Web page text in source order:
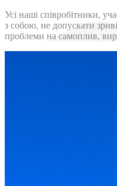
Усі наші співробітники,
з собою, не допускати
проблеми на самоплив,